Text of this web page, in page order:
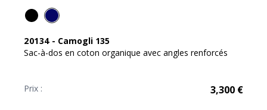
20134 - Camogli 135
Sac-à-dos en coton organique avec angles renforcés
Prix : 3,300 €